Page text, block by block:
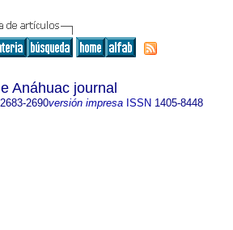
Anáhuac journal
2683-2690versión impresaISSN 1405-8448